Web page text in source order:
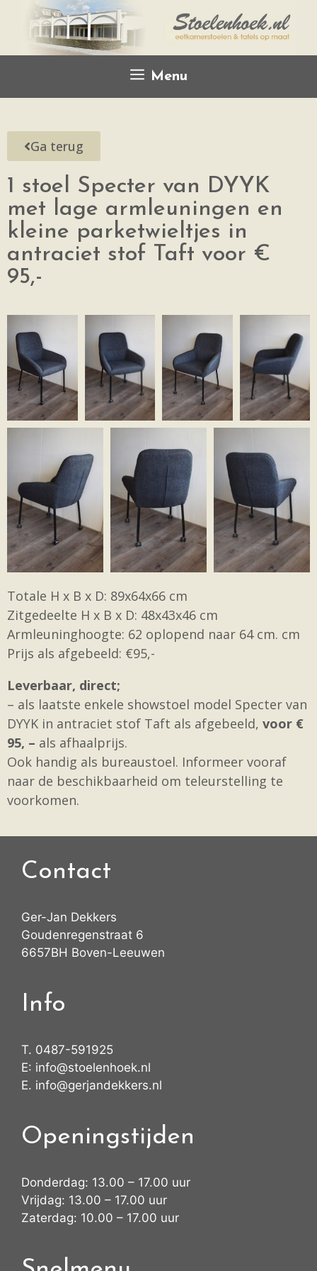
Menu
Ga terug
1 stoel Specter van DYYK
met lage armleuningen en
kleine parketwieltjes in
antraciet stof Taft voor €
95,-
Totale H x B x D: 89x64x66 cm
Zitgedeelte H x B x D: 48x43x46 cm
Armleuninghoogte: 62 oplopend naar 64 cm. cm
Prijs als afgebeeld: €95,-
Leverbaar, direct;
– als laatste enkele showstoel model Specter van
DYYK in antraciet stof Taft als afgebeeld, voor €
95, – als afhaalprijs.
Ook handig als bureaustoel. Informeer vooraf
naar de beschikbaarheid om teleurstelling te
voorkomen.
Contact
Ger-Jan Dekkers
Goudenregenstraat 6
6657BH Boven-Leeuwen
Info
T. 0487-591925
E: info@stoelenhoek.nl
E. info@gerjandekkers.nl
Openingstijden
Donderdag: 13.00 – 17.00 uur
Vrijdag: 13.00 – 17.00 uur
Zaterdag: 10.00 – 17.00 uur